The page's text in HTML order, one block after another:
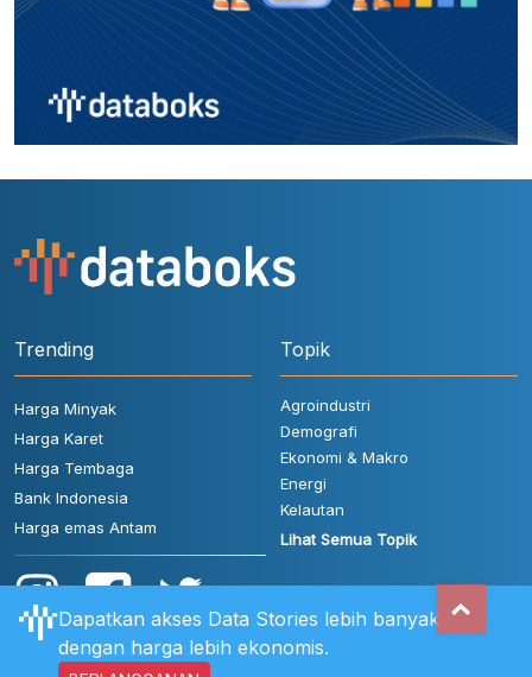
Trending
Harga Minyak
Harga Karet
Harga Tembaga
Bank Indonesia
Harga emas Antam
Topik
Agroindustri
Demografi
Ekonomi & Makro
Energi
Kelautan
Lihat Semua Topik
Dapatkan akses Data Stories lebih banyak
dengan harga lebih ekonomis.